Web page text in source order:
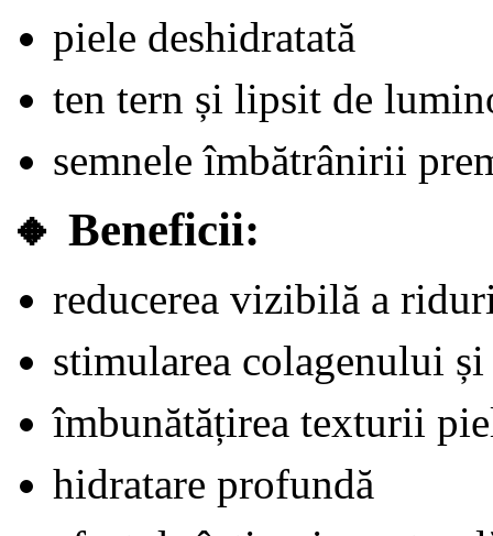
piele deshidratată
ten tern și lipsit de
semnele îmbătrânirii
🔸 Beneficii:
reducerea vizibilă a
stimularea colagenului
îmbunătățirea texturii
hidratare profundă